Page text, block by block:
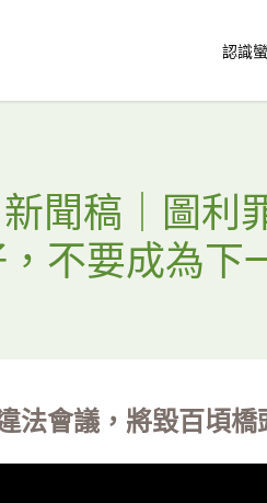
認識
聞稿｜圖利
不要成為下
法會議，將毀百頃